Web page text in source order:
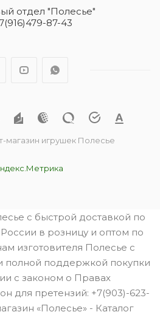
отдел "Полесье"
87-43
магазин игрушек Полесье
с быстрой доставкой по
в розницу и оптом по
изготовителя Полесье с
полной поддержкой покупки
с законом о Правах
для претензий: +7(903)-623-
«Полесье» - Каталог